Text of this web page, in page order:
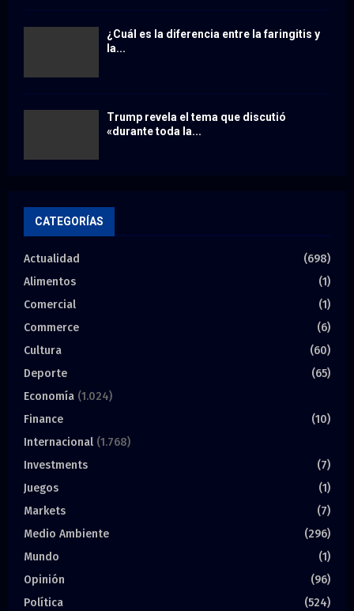
¿Cuál es la diferencia entre la faringitis y
la...
Trump revela el tema que discutió
«durante toda la...
CATEGORÍAS
Actualidad
(698)
Alimentos
(1)
Comercial
(1)
Commerce
(6)
Cultura
(60)
Deporte
(65)
Economía (1.024)
Finance
(10)
Internacional (1.768)
Investments
(7)
Juegos
(1)
Markets
(7)
Medio Ambiente
(296)
Mundo
(1)
Opinión
(96)
Política
(524)